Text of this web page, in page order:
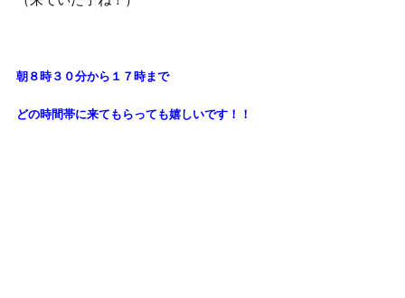
朝８時３０分から１７時まで
どの時間帯に来てもらっても嬉しいです！！